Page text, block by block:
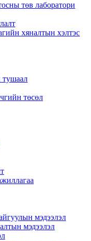
төв лаборатори
хяналтын хэлтэс
тушаал
төсөл
мэдээлэл
мэдээлэл